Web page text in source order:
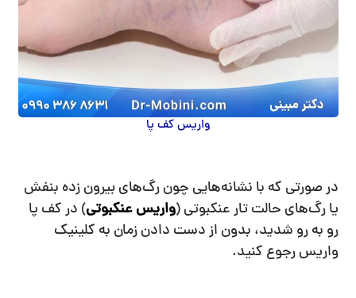
واریس کف پا
در صورتی که با نشانه‌هایی چون رگ‌های بیرون زده بنفش
یا رگ‌های حالت تار عنکبوتی (واریس عنکبوتی) در کف پا
رو به رو شدید، بدون از دست دادن زمان به کلینیک
واریس رجوع کنید.